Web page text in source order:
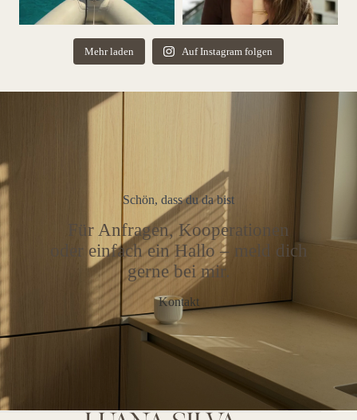
Mehr laden Auf Instagram folgen
Schön, dass du da bist
Für Anfragen, Kooperationen
oder einfach ein Hallo – meld dich
gerne bei mir.
Kontakt